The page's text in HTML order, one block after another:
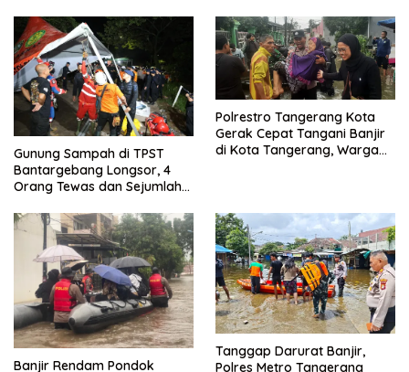
Gunung Sampah di TPST
Bantargebang Longsor, 4
Orang Tewas dan Sejumlah
Polrestro Tangerang Kota
Gerak Cepat Tangani Banjir
di Kota Tangerang, Warga
Banjir Rendam Pondok
Tanggap Darurat Banjir,
Polres Metro Tangerang